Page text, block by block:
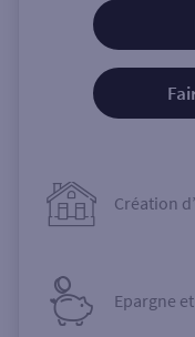
Création
Epargne